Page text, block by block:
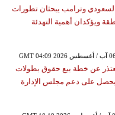
وترامب يبحثان تطورات
ويؤكدان أهمية التهدئة
يعتذر عن خطة بيع حقوق بطولات
على دعم مجلس الإدارة